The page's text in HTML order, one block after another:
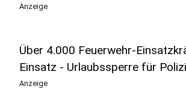
Anzeige
Über 4.000 Feuerwehr-
Einsatz - Urlaubssperre für
Anzeige